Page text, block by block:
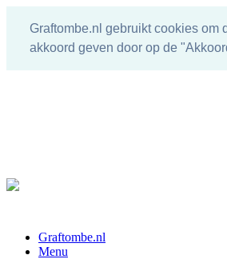
Graftombe.nl gebruikt cookies om
akkoord geven door op de
Graftombe.nl
Menu